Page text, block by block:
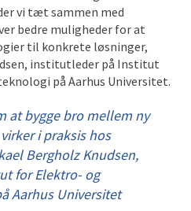
vi tæt sammen med
bedre muligheder for at
til konkrete løsninger,
institutleder på Institut
på Aarhus Universitet.
at bygge bro mellem ny
i praksis hos
Bergholz Knudsen,
for Elektro- og
Aarhus Universitet